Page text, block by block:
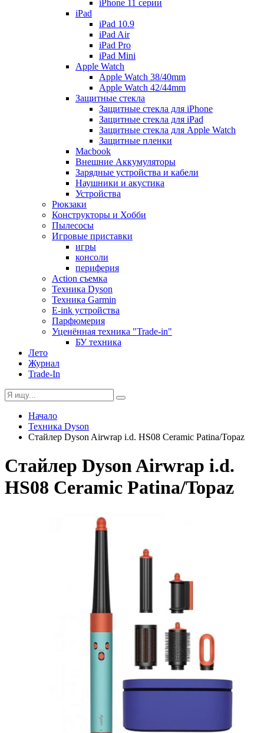
iPhone 11 серии
iPad
iPad 10.9
iPad Air
iPad Pro
iPad Mini
Apple Watch
Apple Watch 38/40mm
Apple Watch 42/44mm
Защитные стекла
Защитные стекла для iPhone
Защитные стекла для iPad
Защитные стекла для Apple Watch
Защитные пленки
Macbook
Внешние Аккумуляторы
Зарядные устройства и кабели
Наушники и акустика
Устройства
Рюкзаки
Конструкторы и Хобби
Пылесосы
Игровые приставки
игры
консоли
периферия
Action съемка
Техника Dyson
Техника Garmin
E-ink устройства
Парфюмерия
Уценённая техника "Trade-in"
БУ техника
Лето
Журнал
Trade-In
Начало
Техника Dyson
Стайлер Dyson Airwrap i.d. HS08 Ceramic Patina/Topaz
Стайлер Dyson Airwrap i.d.
HS08 Ceramic Patina/Topaz